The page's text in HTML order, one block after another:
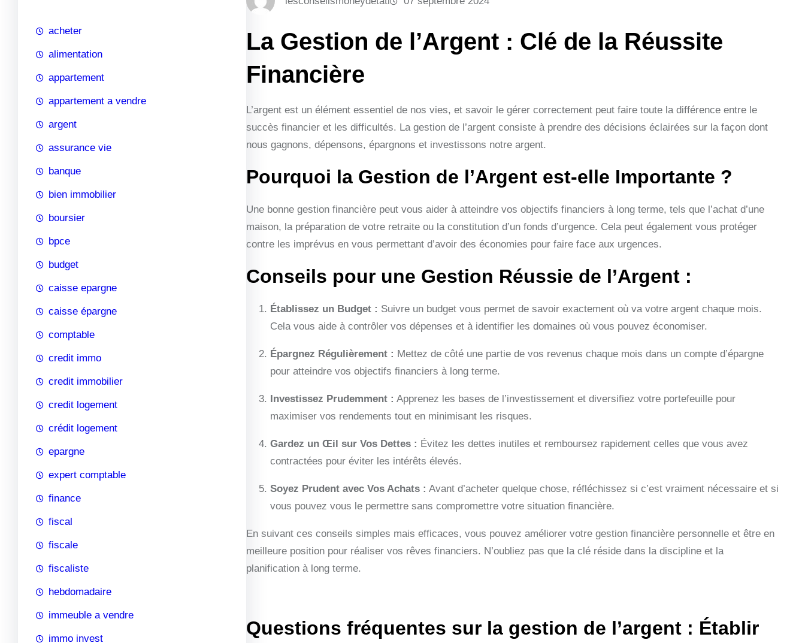
h
acheter
alimentation
appartement
appartement a vendre
argent
assurance vie
banque
bien immobilier
boursier
bpce
budget
caisse epargne
caisse épargne
comptable
credit immo
credit immobilier
credit logement
crédit logement
epargne
expert comptable
finance
fiscal
fiscale
fiscaliste
hebdomadaire
immeuble a vendre
immo invest
La Gestion de l’Argent : Clé de la Réussite
Financière
L’argent est un élément essentiel de nos vies, et savoir le gérer correctement peut faire toute la différence entre le
succès financier et les difficultés. La gestion de l’argent consiste à prendre des décisions éclairées sur la façon dont
nous gagnons, dépensons, épargnons et investissons notre argent.
Pourquoi la Gestion de l’Argent est-elle Importante ?
Une bonne gestion financière peut vous aider à atteindre vos objectifs financiers à long terme, tels que l’achat d’une
maison, la préparation de votre retraite ou la constitution d’un fonds d’urgence. Cela peut également vous protéger
contre les imprévus en vous permettant d’avoir des économies pour faire face aux urgences.
Conseils pour une Gestion Réussie de l’Argent :
Établissez un Budget : Suivre un budget vous permet de savoir exactement où va votre argent chaque mois.
Cela vous aide à contrôler vos dépenses et à identifier les domaines où vous pouvez économiser.
Épargnez Régulièrement : Mettez de côté une partie de vos revenus chaque mois dans un compte d’épargne
pour atteindre vos objectifs financiers à long terme.
Investissez Prudemment : Apprenez les bases de l’investissement et diversifiez votre portefeuille pour
maximiser vos rendements tout en minimisant les risques.
Gardez un Œil sur Vos Dettes : Évitez les dettes inutiles et remboursez rapidement celles que vous avez
contractées pour éviter les intérêts élevés.
Soyez Prudent avec Vos Achats : Avant d’acheter quelque chose, réfléchissez si c’est vraiment nécessaire et si
vous pouvez vous le permettre sans compromettre votre situation financière.
En suivant ces conseils simples mais efficaces, vous pouvez améliorer votre gestion financière personnelle et être en
meilleure position pour réaliser vos rêves financiers. N’oubliez pas que la clé réside dans la discipline et la
planification à long terme.
Questions fréquentes sur la gestion de l’argent : Établir